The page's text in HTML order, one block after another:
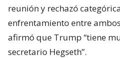
reunión y rechazó
enfrentamiento entre
afirmó que Trump “tiene
secretario Hegseth”.